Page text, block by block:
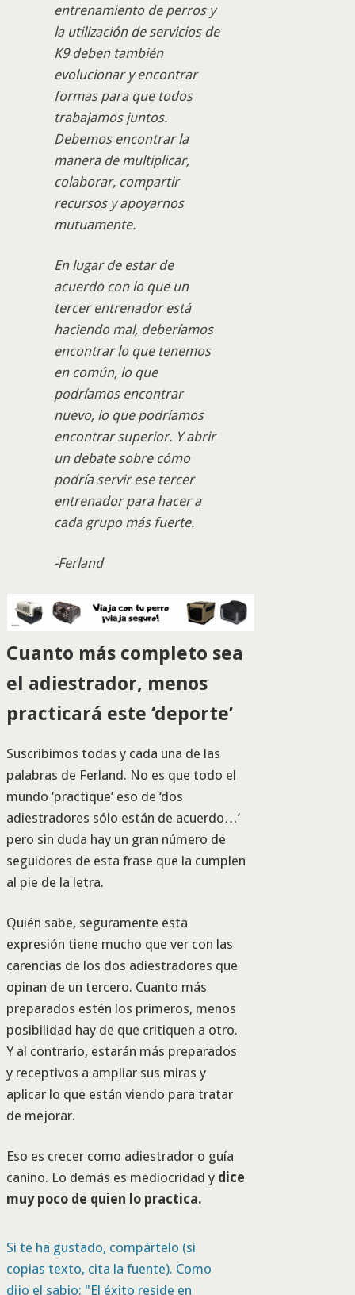
entrenamiento de perros y
la utilización de servicios de
K9 deben también
evolucionar y encontrar
formas para que todos
trabajamos juntos.
Debemos encontrar la
manera de multiplicar,
colaborar, compartir
recursos y apoyarnos
mutuamente.
En lugar de estar de
acuerdo con lo que un
tercer entrenador está
haciendo mal, deberíamos
encontrar lo que tenemos
en común, lo que
podríamos encontrar
nuevo, lo que podríamos
encontrar superior. Y abrir
un debate sobre cómo
podría servir ese tercer
entrenador para hacer a
cada grupo más fuerte.
-Ferland
Cuanto más completo sea
el adiestrador, menos
practicará este ‘deporte’
Suscribimos todas y cada una de las
palabras de Ferland. No es que todo el
mundo ‘practique’ eso de ‘dos
adiestradores sólo están de acuerdo…’
pero sin duda hay un gran número de
seguidores de esta frase que la cumplen
al pie de la letra.
Quién sabe, seguramente esta
expresión tiene mucho que ver con las
carencias de los dos adiestradores que
opinan de un tercero. Cuanto más
preparados estén los primeros, menos
posibilidad hay de que critiquen a otro.
Y al contrario, estarán más preparados
y receptivos a ampliar sus miras y
aplicar lo que están viendo para tratar
de mejorar.
Eso es crecer como adiestrador o guía
canino. Lo demás es mediocridad y dice
muy poco de quien lo practica.
Si te ha gustado, compártelo (si
copias texto, cita la fuente). Como
dijo el sabio: "El éxito reside en